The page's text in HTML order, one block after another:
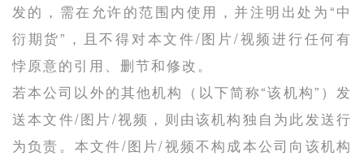
发的，需在允许的范围内使用，并注明出处为“中
衍期货”，且不得对本文件/图片/视频进行任何有
悖原意的引用、删节和修改。
若本公司以外的其他机构（以下简称“该机构”）发
送本文件/图片/视频，则由该机构独自为此发送行
为负责。本文件/图片/视频不构成本公司向该机构